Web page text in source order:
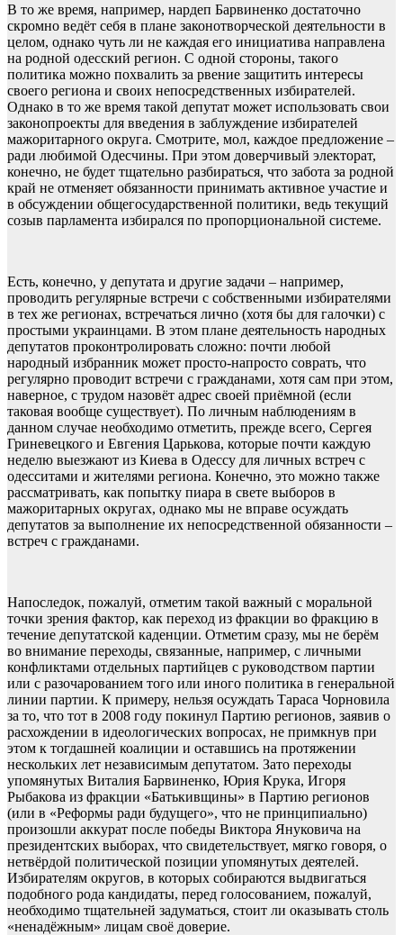
В то же время, например, нардеп Барвиненко достаточно
скромно ведёт себя в плане законотворческой деятельности в
целом, однако чуть ли не каждая его инициатива направлена
на родной одесский регион. С одной стороны, такого
политика можно похвалить за рвение защитить интересы
своего региона и своих непосредственных избирателей.
Однако в то же время такой депутат может использовать свои
законопроекты для введения в заблуждение избирателей
мажоритарного округа. Смотрите, мол, каждое предложение –
ради любимой Одесчины. При этом доверчивый электорат,
конечно, не будет тщательно разбираться, что забота за родной
край не отменяет обязанности принимать активное участие и
в обсуждении общегосударственной политики, ведь текущий
созыв парламента избирался по пропорциональной системе.
Есть, конечно, у депутата и другие задачи – например,
проводить регулярные встречи с собственными избирателями
в тех же регионах, встречаться лично (хотя бы для галочки) с
простыми украинцами. В этом плане деятельность народных
депутатов проконтролировать сложно: почти любой
народный избранник может просто-напросто соврать, что
регулярно проводит встречи с гражданами, хотя сам при этом,
наверное, с трудом назовёт адрес своей приёмной (если
таковая вообще существует). По личным наблюдениям в
данном случае необходимо отметить, прежде всего, Сергея
Гриневецкого и Евгения Царькова, которые почти каждую
неделю выезжают из Киева в Одессу для личных встреч с
одесситами и жителями региона. Конечно, это можно также
рассматривать, как попытку пиара в свете выборов в
мажоритарных округах, однако мы не вправе осуждать
депутатов за выполнение их непосредственной обязанности –
встреч с гражданами.
Напоследок, пожалуй, отметим такой важный с моральной
точки зрения фактор, как переход из фракции во фракцию в
течение депутатской каденции. Отметим сразу, мы не берём
во внимание переходы, связанные, например, с личными
конфликтами отдельных партийцев с руководством партии
или с разочарованием того или иного политика в генеральной
линии партии. К примеру, нельзя осуждать Тараса Чорновила
за то, что тот в 2008 году покинул Партию регионов, заявив о
расхождении в идеологических вопросах, не примкнув при
этом к тогдашней коалиции и оставшись на протяжении
нескольких лет независимым депутатом. Зато переходы
упомянутых Виталия Барвиненко, Юрия Крука, Игоря
Рыбакова из фракции «Батькивщины» в Партию регионов
(или в «Реформы ради будущего», что не принципиально)
произошли аккурат после победы Виктора Януковича на
президентских выборах, что свидетельствует, мягко говоря, о
нетвёрдой политической позиции упомянутых деятелей.
Избирателям округов, в которых собираются выдвигаться
подобного рода кандидаты, перед голосованием, пожалуй,
необходимо тщательней задуматься, стоит ли оказывать столь
«ненадёжным» лицам своё доверие.